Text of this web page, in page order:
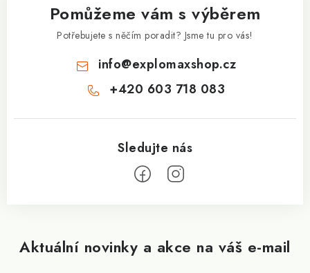
Aktuální novinky a akce na váš e-mail
Pomůžeme vám s výběrem
Potřebujete s něčím poradit? Jsme tu pro vás!
info@explomaxshop.cz
+420 603 718 083